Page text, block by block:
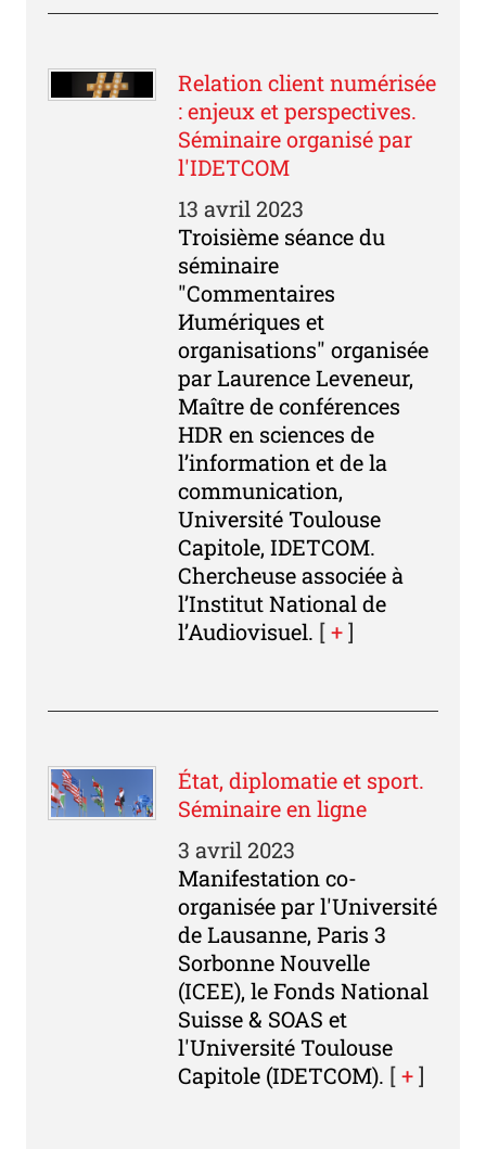
Relation client numérisée
: enjeux et perspectives.
Séminaire organisé par
l'IDETCOM
13 avril 2023
Troisième séance du
séminaire
"Commentaires
Иumériques et
organisations" organisée
par Laurence Leveneur,
Maître de conférences
HDR en sciences de
l’information et de la
communication,
Université Toulouse
Capitole, IDETCOM.
Chercheuse associée à
l’Institut National de
l’Audiovisuel. [+]
État, diplomatie et sport.
Séminaire en ligne
3 avril 2023
Manifestation co-
organisée par l'Université
de Lausanne, Paris 3
Sorbonne Nouvelle
(ICEE), le Fonds National
Suisse & SOAS et
l'Université Toulouse
Capitole (IDETCOM). [+]